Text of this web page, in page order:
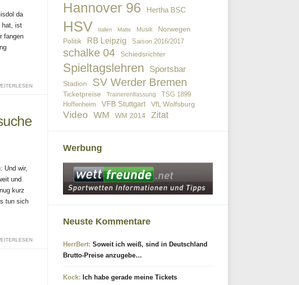
da
hat, ist
fangen
Und wir,
und
kurz
tun sich
Hannover 96 Hertha BSC
HSV Italien Matte Musik Norwegen
Politik RB Leipzig Saison 2016/2017
schalke 04 Schiedsrichter
Spieltagslehren Sportsbar
Stadion SV Werder Bremen
Ticketpreise Trainerentlassung
TSG 1899
Hoffenheim
VFB Stuttgart VfL Wolfsburg
Video WM WM 2014 Zitat
Werbung
Neuste Kommentare
HerrBert: Soweit ich weiß, sind in Deutschland
Brutto-Preise anzugebe…
Kock: Ich habe gerade meine Tickets